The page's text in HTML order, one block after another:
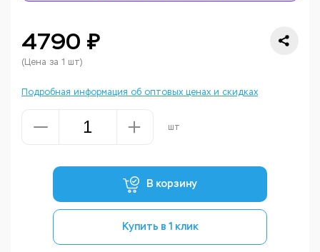
4790 ₽
(Цена за 1 шт)
Подробная информация об оптовых ценах и скидках
шт
В корзину
Купить в 1 клик